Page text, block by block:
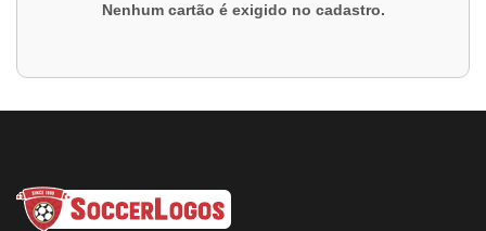
Nenhum cartão é exigido no cadastro.